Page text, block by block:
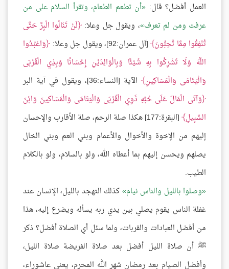
العمل أفضل؟ قال: أن تطعم الطعام، وتقرأ السلام على من
عرفت ومن لم تعرف ، ويقول جل وعلا: لَنْ تَنَالُوا الْبِرَّ حَتَّى
تُنْفِقُوا مِمَّا تُحِبُّونَ [آل عمران:92]، ويقول جل وعلا:
وَاعْبُدُوا
اللَّهَ وَلَا تُشْرِكُوا بِهِ شَيْئًا وَبِالْوَالِدَيْنِ إِحْسَانًا وَبِذِي الْقُرْبَى
وَالْيَتَامَى وَالْمَسَاكِينِ
الآية [النساء:36]، ويقول في آية البر
وَآتَى الْمَالَ عَلَى حُبِّهِ ذَوِي الْقُرْبَى وَالْيَتَامَى وَالْمَسَاكِينَ وَابْنَ
السَّبِيلِ
[البقرة:177] هكذا صلة الرحم، صلة الأقارب والإحسان
إليهم من الإخوة والأخوال والأعمام وبني العم وبني الخال
يصلهم ويحسن إليهم بما أعطاه الله، ولو بالسلام، ولو بالكلام
الطيب.
وصلوا بالليل والناس نيام كذلك التهجد بالليل، الإنسان عند
غفلة الناس يقوم يصلي بين يدي ربه يسأله ويضرع إليه، هذا
من أفضل العبادات والقربات، ولما سئل أي الصلاة أفضل؟ ذكر
ﷺ أن صلاة الليل أفضل بعد صلاة الفريضة صلاة الليل،
وأفضل الصيام بعد رمضان شهر الله المحرم، يعني عاشوراء،